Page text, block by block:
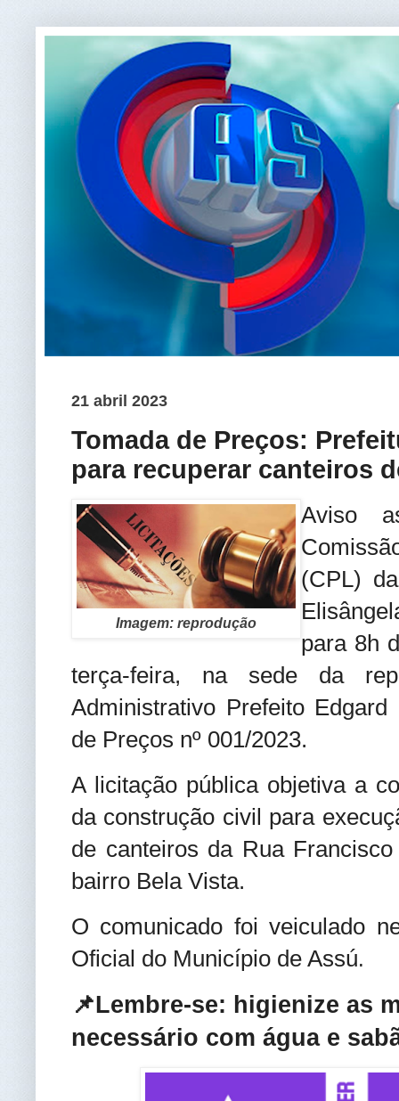
21 abril 2023
Tomada de Preços:
para recuperar canteiros
Imagem: reprodução
Aviso
(CPL)
para 8h
terça-feira, na sede da
Administrativo Prefeito
de Preços nº 001/2023.
A licitação pública objetiva a
da construção civil para
de canteiros da Rua
bairro Bela Vista.
O comunicado foi veiculado
Oficial do Município de Assú.
📌Lembre-se: higienize as
necessário com água e